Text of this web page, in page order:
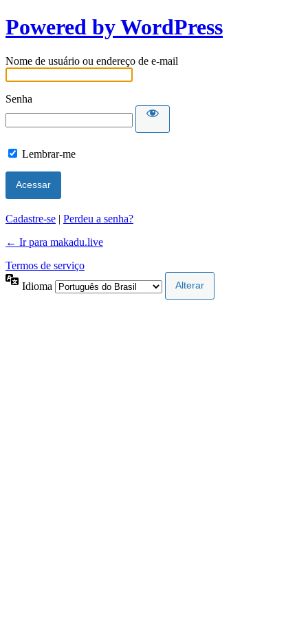
Powered by WordPress
Nome de usuário ou endereço de e-mail
Senha
Lembrar-me
Cadastre-se | Perdeu a senha?
← Ir para makadu.live
Termos de serviço
Idioma